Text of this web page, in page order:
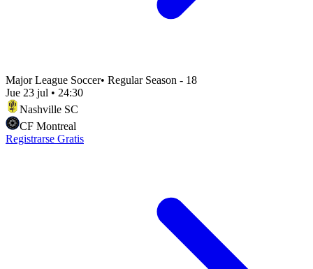
Major League Soccer• Regular Season - 18
Jue 23 jul • 24:30
Nashville SC
CF Montreal
Registrarse Gratis